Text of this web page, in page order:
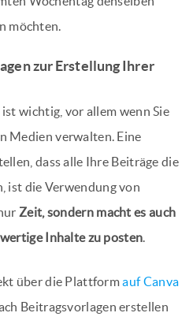
möchten.
zur Erstellung Ihrer
wichtig, vor allem wenn Sie
Medien verwalten. Eine
dass alle Ihre Beiträge die
ist die Verwendung von
Zeit, sondern macht es auch
Inhalte zu posten.
über die Plattformauf Canva
Beitragsvorlagen erstellen